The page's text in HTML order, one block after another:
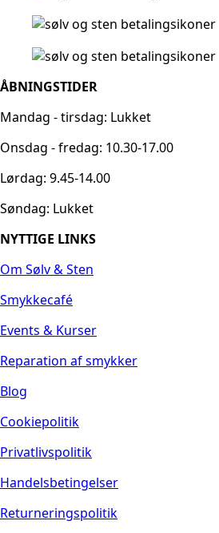
ÅBNINGSTIDER
Mandag - tirsdag: Lukket
Onsdag - fredag: 10.30-17.00
Lørdag: 9.45-14.00
Søndag: Lukket
NYTTIGE LINKS
Om Sølv & Sten
Smykkecafé
Events & Kurser
Reparation af smykker
Blog
Cookiepolitik
Privatlivspolitik
Handelsbetingelser
Returneringspolitik